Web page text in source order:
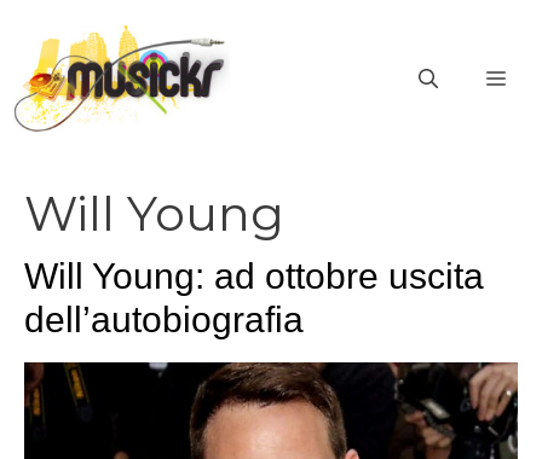
contenuto
Will Young
Will Young: ad ottobre uscita
dell’autobiografia